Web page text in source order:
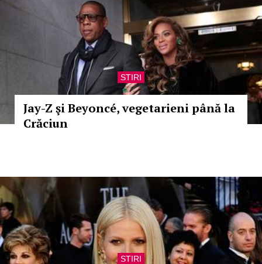
STIRI
Jay-Z şi Beyoncé, vegetarieni până la
Crăciun
STIRI